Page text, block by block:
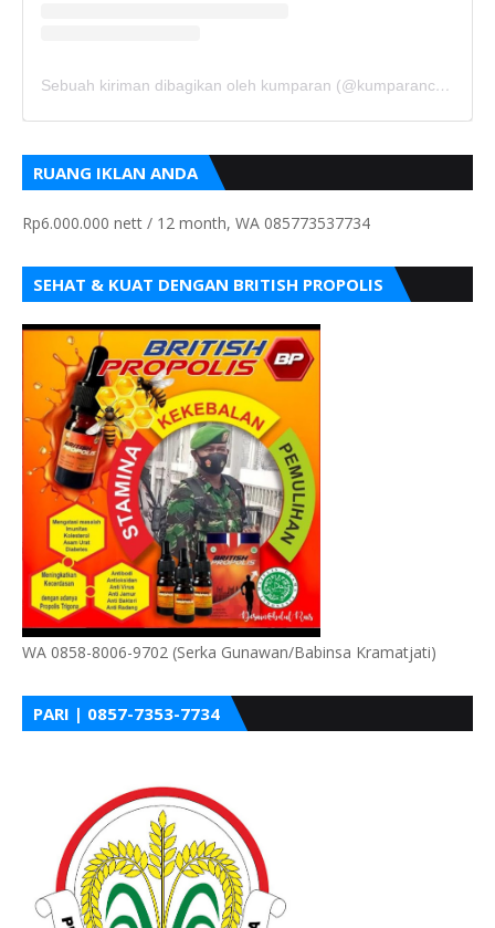
Sebuah kiriman dibagikan oleh kumparan (@kumparancom)
RUANG IKLAN ANDA
Rp6.000.000 nett / 12 month, WA 085773537734
SEHAT & KUAT DENGAN BRITISH PROPOLIS
WA 0858-8006-9702 (Serka Gunawan/Babinsa Kramatjati)
PARI | 0857-7353-7734